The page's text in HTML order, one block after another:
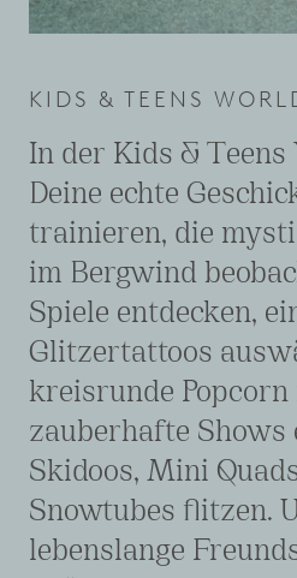
KIDS & TEENS
In der Kids &
Deine echte
trainieren, die
im Bergwind
Spiele entdecken,
Glitzertattoos
kreisrunde Popcorn
zauberhafte Shows
Skidoos, Mini
Snowtubes flitzen.
lebenslange